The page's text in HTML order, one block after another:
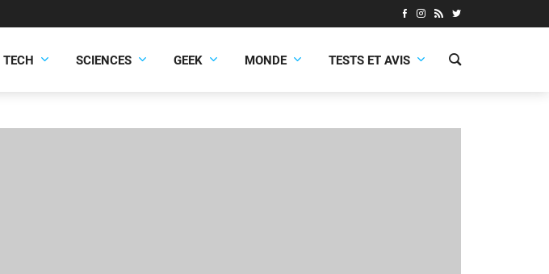
TECH SCIENCES GEEK MONDE TESTS ET AVIS